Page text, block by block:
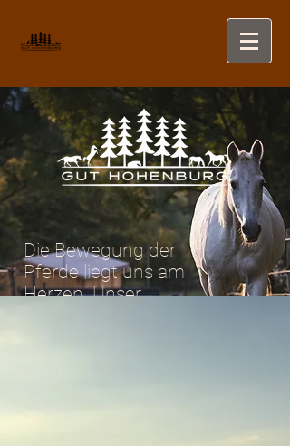
Die Bewegung der
Pferde liegt uns am
Herzen. Unser